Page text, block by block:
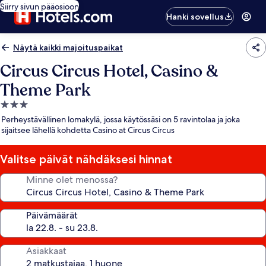
Siirry sivun pääosioon
Hanki sovellus
Näytä kaikki majoituspaikat
Circus Circus Hotel, Casino &
Theme Park
3.0
tähden
majoituspaikka
Perheystävällinen lomakylä, jossa käytössäsi on 5 ravintolaa ja joka
sijaitsee lähellä kohdetta Casino at Circus Circus
Valitse päivät nähdäksesi hinnat
Minne olet menossa?
Päivämäärät
Asiakkaat